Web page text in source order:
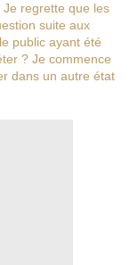
regrette que les
suite aux
public ayant été
? Je commence
dans un autre état